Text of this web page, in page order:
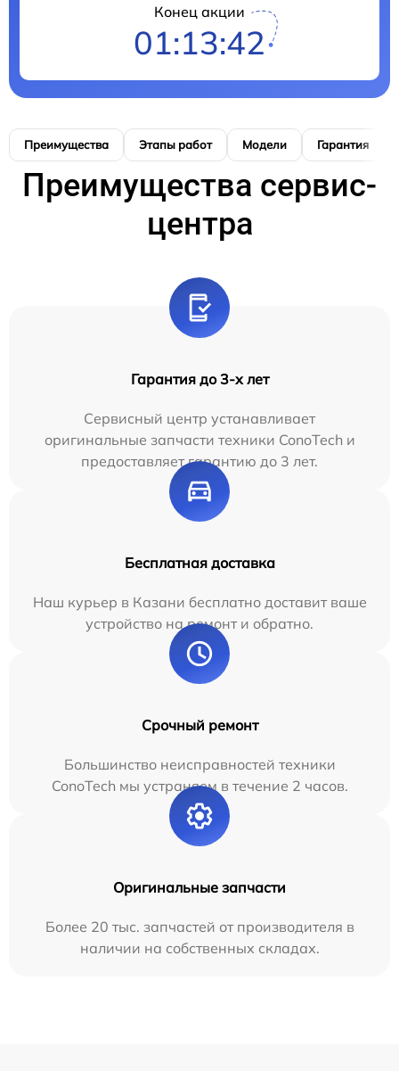
Конец акции
01:13:41
Преимущества Этапы работ Модели Гарантия
Преимущества сервис-
центра
Гарантия до 3-х лет
Сервисный центр устанавливает
оригинальные запчасти техники ConoTech и
предоставляет гарантию до 3 лет.
Бесплатная доставка
Наш курьер в Казани бесплатно доставит ваше
устройство на ремонт и обратно.
Срочный ремонт
Большинство неисправностей техники
ConoTech мы устраняем в течение 2 часов.
Оригинальные запчасти
Более 20 тыс. запчастей от производителя в
наличии на собственных складах.